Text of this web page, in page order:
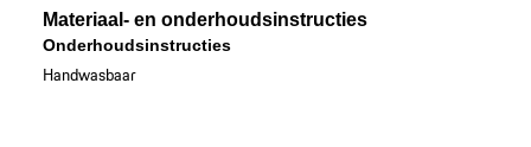
Materiaal- en onderhoudsinstructies
Onderhoudsinstructies
Handwasbaar